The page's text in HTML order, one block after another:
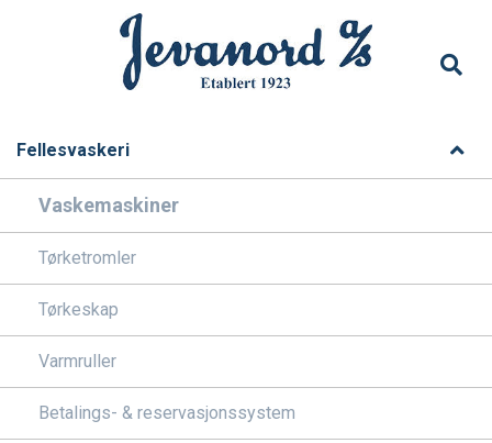
Fellesvaskeri
Vaskemaskiner
Tørketromler
Tørkeskap
Varmruller
Betalings- & reservasjonssystem